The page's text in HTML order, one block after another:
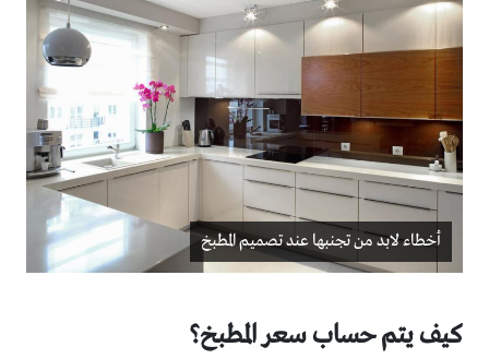
أخطاء لابد من تجنبها عند تصميم المطبخ
كيف يتم حساب سعر المطبخ؟